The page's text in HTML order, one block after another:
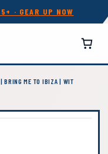
· GEAR UP NOW
BRING ME TO IBIZA | WIT